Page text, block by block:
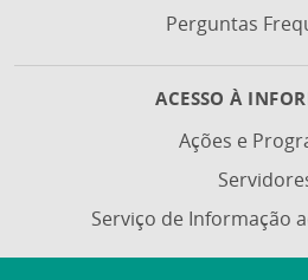
Perguntas
ACESSO À
Ações e
Serviço de Informação